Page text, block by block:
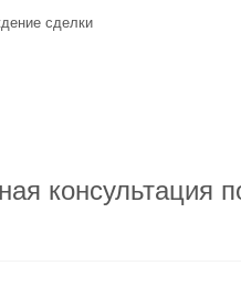
сделки
консультация